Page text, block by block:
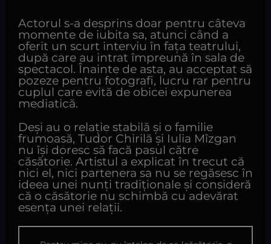
Actorul s-a desprins doar pentru câteva
momente de iubita sa, atunci când a
oferit un scurt interviu în fața teatrului,
după care au intrat împreună în sala de
spectacol. Înainte de asta, au acceptat să
pozeze pentru fotografi, lucru rar pentru
cuplul care evită de obicei expunerea
mediatică.
Deși au o relație stabilă și o familie
frumoasă, Tudor Chirilă și Iulia Mîzgan
nu își doresc să facă pasul către
căsătorie. Artistul a explicat în trecut că
nici el, nici partenera sa nu se regăsesc în
ideea unei nunți tradiționale și consideră
că o căsătorie nu schimbă cu adevărat
esența unei relații.